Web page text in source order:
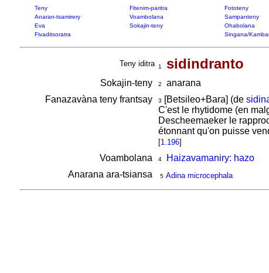
Teny Fitenim-paritra Fototeny
Anaran-tsamirery
Voambolana Sampanteny
Eva
Sokajin-teny Ohabolana
Fivaditsoratra
Singana/
Teny iditra 1 sidindranto
Sokajin-teny 2
anarana
Fanazavàna teny frantsay
3 [Betsileo+Bara] (de
C'est le rhytidome (en
Descheemaeker le
étonnant qu'on puisse
[1.196]
Voambolana 4
Haizavamaniry: hazo
Anarana ara-tsiansa
5 Adina microcephala